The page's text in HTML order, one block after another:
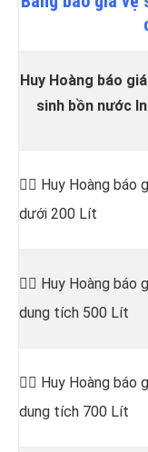
Huy Hoàng báo
sinh bồn nước
👷‍♂️ Huy Hoàng báo
dưới 200 Lít
👷‍♂️ Huy Hoàng báo
dung tích 500 Lít
👷‍♂️ Huy Hoàng báo
dung tích 700 Lít